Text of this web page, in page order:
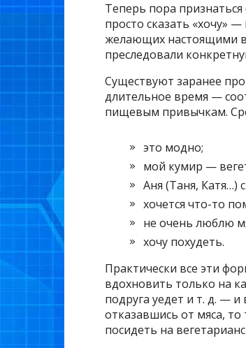
Теперь пора
просто сказать «хочу»
желающих настоящими
преследовали
Существуют заранее
длительное время —
пищевым привычкам.
это модно;
мой кумир —
Аня (Таня, Катя…)
хочется что-то
не очень люблю
хочу похудеть.
Практически все эти
вдохновить только на
подруга уедет и т. д. — и
отказавшись от мяса,
посидеть на